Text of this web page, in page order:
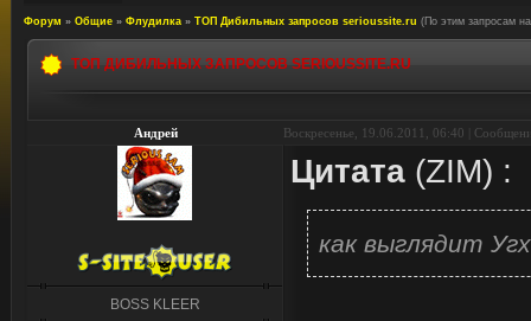
Форум » Общие » Флудилка » ТОП Дибильных запросов serioussite.ru (По этим запросам
ТОП ДИБИЛЬНЫХ ЗАПРОСОВ SERIOUSSITE.RU
Андрей Воскресенье, 19.06.2011, 06:40 |
BOSS KLEER
Цитата (ZIM) :
как выглядит